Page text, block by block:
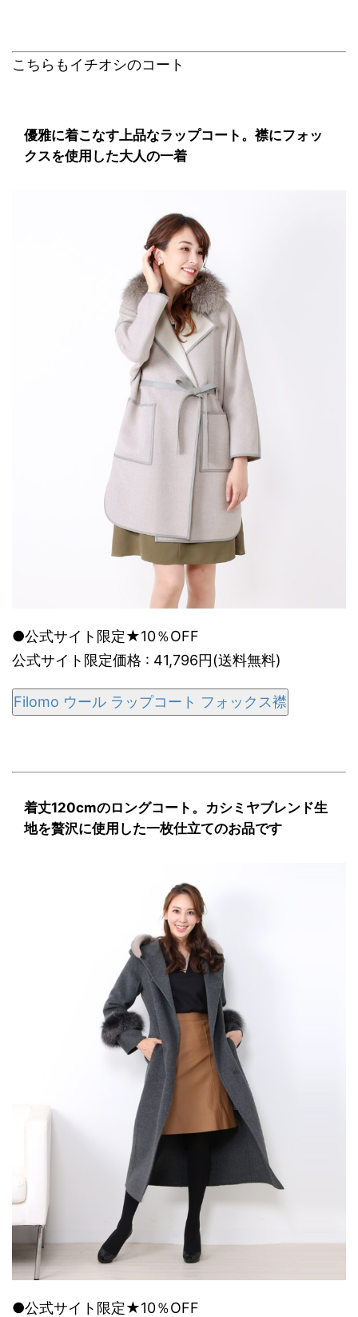
こちらもイチオシのコート
優雅に着こなす上品なラップコート。襟にフォッ
クスを使用した大人の一着
●公式サイト限定★10％OFF
公式サイト限定価格 : 41,796円(送料無料)
Filomo ウール ラップコート フォックス襟
着丈120cmのロングコート。カシミヤブレンド生
地を贅沢に使用した一枚仕立てのお品です
●公式サイト限定★10％OFF